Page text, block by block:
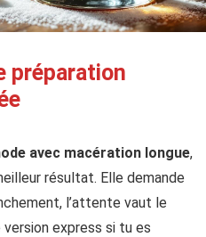
préparation
avec macération longue,
résultat. Elle demande
l’attente vaut le
version express si tu es